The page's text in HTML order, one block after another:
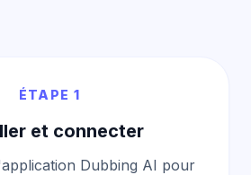
ÉTAPE 1
et connecter
Dubbing AI pour